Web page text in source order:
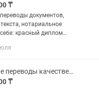
₸
документов,
нотариальное
красный диплом
подтвердила
Письменные переводы качественно
₸